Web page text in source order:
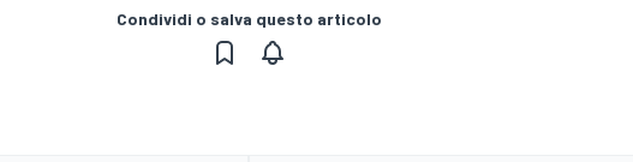
Condividi o salva questo articolo